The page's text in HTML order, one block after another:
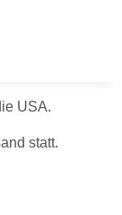
USA.
statt.